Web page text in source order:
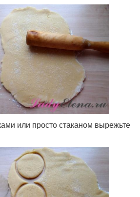
или просто стаканом вырежьте